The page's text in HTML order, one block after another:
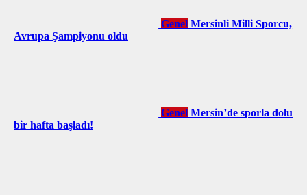
Genel Mersinli Milli Sporcu,
Avrupa Şampiyonu oldu
Genel Mersin’de sporla dolu
bir hafta başladı!